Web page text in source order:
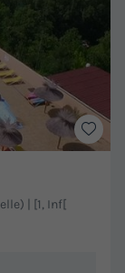
| [1, Inf[